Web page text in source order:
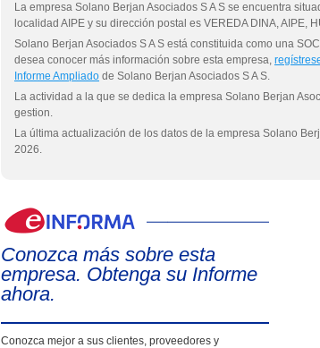
La empresa Solano Berjan Asociados S A S se encuentra
localidad AIPE y su dirección postal es VEREDA DINA, AIPE,
Solano Berjan Asociados S A S está constituida como una
desea conocer más información sobre esta empresa,
Informe Ampliado de Solano Berjan Asociados S A S.
La actividad a la que se dedica la empresa Solano Berjan
gestion.
La última actualización de los datos de la empresa Solano
2026.
Conozca más sobre esta
empresa. Obtenga su Informe
ahora.
Conozca mejor a sus clientes, proveedores y